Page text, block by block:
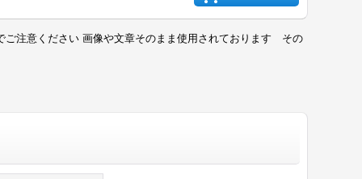
ご注意ください 画像や文章そのまま使用されております その